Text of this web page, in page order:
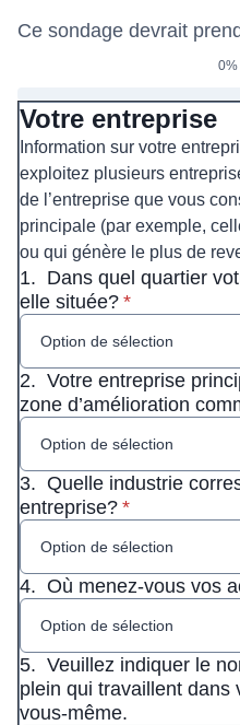
Ce sondage devrait
Votre entreprise
Information sur votre
exploitez plusieurs
de l’entreprise que vous
principale (par exemple,
ou qui génère le plus de
1. Dans quel quartier
elle située?* Obligatoire
*
Option de sélection
2. Votre entreprise
zone d’amélioration
Option de sélection
3. Quelle industrie
entreprise?* Obligatoire
*
Option de sélection
4. Où menez-vous vos
Option de sélection
5. Veuillez indiquer le
plein qui travaillent dans
vous-même.